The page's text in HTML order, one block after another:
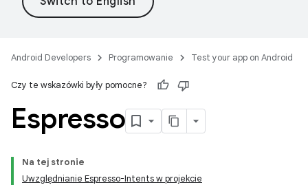
Android Developers Programowanie Test your app on Android
Czy te wskazówki były pomocne?
Espresso
Na tej stronie
Uwzględnianie Espresso-Intents w projekcie